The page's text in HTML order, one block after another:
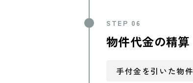
STEP 06
物件代金の精算
手付金を引いた物